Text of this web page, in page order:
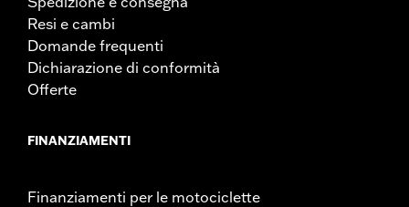
Resi e cambi
Domande frequenti
Dichiarazione di conformità
Offerte
FINANZIAMENTI
Finanziamenti per le motociclette